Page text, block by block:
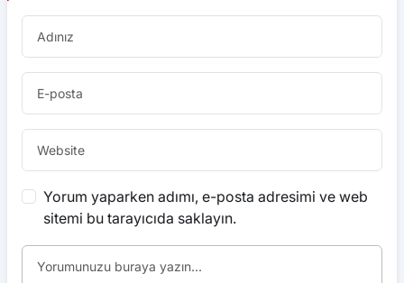
Yorum yaparken adımı, e-posta adresimi ve web
sitemi bu tarayıcıda saklayın.